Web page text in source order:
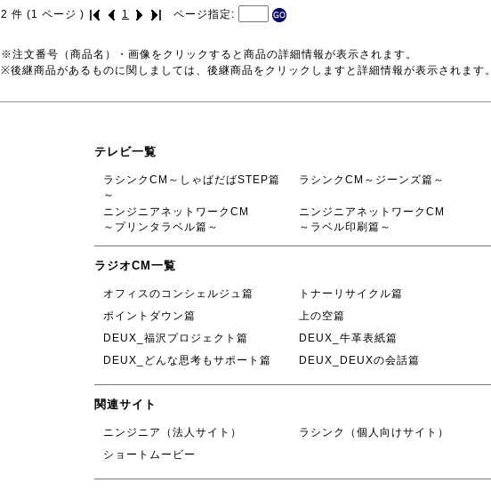
2 件 (1 ページ ) 1 ページ指定:
※注文番号（商品名）・画像をクリックすると商品の詳細情報が表示されます。
※後継商品があるものに関しましては、後継商品をクリックしますと詳細情報が表示されます。
テレビ一覧
ラシンクCM～しゃばだばSTEP篇
～
ラシンクCM～ジーンズ篇～
ニンジニアネットワークCM
～プリンタラベル篇～
ニンジニアネットワークCM
～ラベル印刷篇～
ラジオCM一覧
オフィスのコンシェルジュ篇 トナーリサイクル篇
ポイントダウン篇
上の空篇
DEUX_福沢プロジェクト篇
DEUX_牛革表紙篇
DEUX_どんな思考もサポート篇
DEUX_DEUXの会話篇
関連サイト
ニンジニア（法人サイト）
ラシンク（個人向けサイト）
ショートムービー